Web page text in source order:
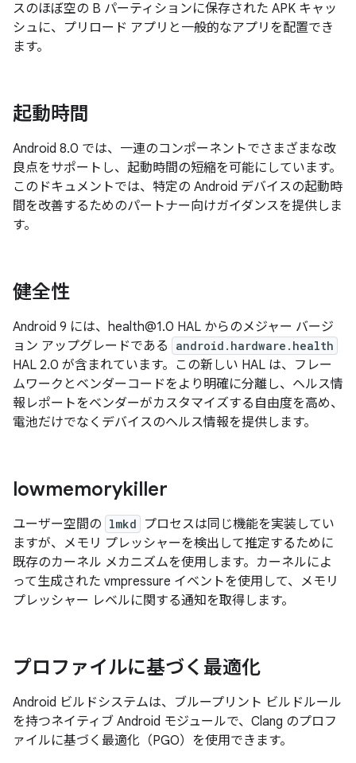
スのほぼ空の B パーティションに保存された APK キャッ
シュに、プリロード アプリと一般的なアプリを配置でき
ます。
起動時間
Android 8.0 では、一連のコンポーネントでさまざまな改
良点をサポートし、起動時間の短縮を可能にしています。
このドキュメントでは、特定の Android デバイスの起動時
間を改善するためのパートナー向けガイダンスを提供しま
す。
健全性
Android 9 には、health@1.0 HAL からのメジャー バージ
ョン アップグレードである
android.hardware.health
HAL 2.0 が含まれています。この新しい HAL は、フレー
ムワークとベンダーコードをより明確に分離し、ヘルス情
報レポートをベンダーがカスタマイズする自由度を高め、
電池だけでなくデバイスのヘルス情報を提供します。
lowmemorykiller
ユーザー空間の lmkd
プロセスは同じ機能を実装してい
ますが、メモリ プレッシャーを検出して推定するために
既存のカーネル メカニズムを使用します。カーネルによ
って生成された vmpressure イベントを使用して、メモリ
プレッシャー レベルに関する通知を取得します。
プロファイルに基づく最適化
Android ビルドシステムは、ブループリント ビルドルール
を持つネイティブ Android モジュールで、Clang のプロフ
ァイルに基づく最適化（PGO）を使用できます。